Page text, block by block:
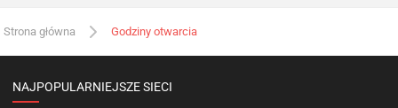
Strona główna Godziny otwarcia
NAJPOPULARNIEJSZE SIECI